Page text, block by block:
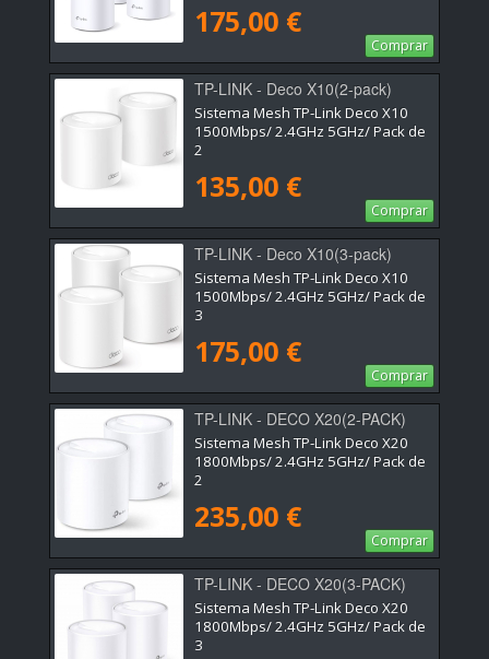
175,00 €
Comprar
TP-LINK - Deco X10(2-pack)
Sistema Mesh TP-Link Deco X10
1500Mbps/ 2.4GHz 5GHz/ Pack de
2
135,00 €
Comprar
TP-LINK - Deco X10(3-pack)
Sistema Mesh TP-Link Deco X10
1500Mbps/ 2.4GHz 5GHz/ Pack de
3
175,00 €
Comprar
TP-LINK - DECO X20(2-PACK)
Sistema Mesh TP-Link Deco X20
1800Mbps/ 2.4GHz 5GHz/ Pack de
2
235,00 €
Comprar
TP-LINK - DECO X20(3-PACK)
Sistema Mesh TP-Link Deco X20
1800Mbps/ 2.4GHz 5GHz/ Pack de
3